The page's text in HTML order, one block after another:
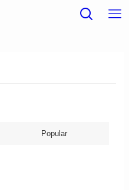
Popular